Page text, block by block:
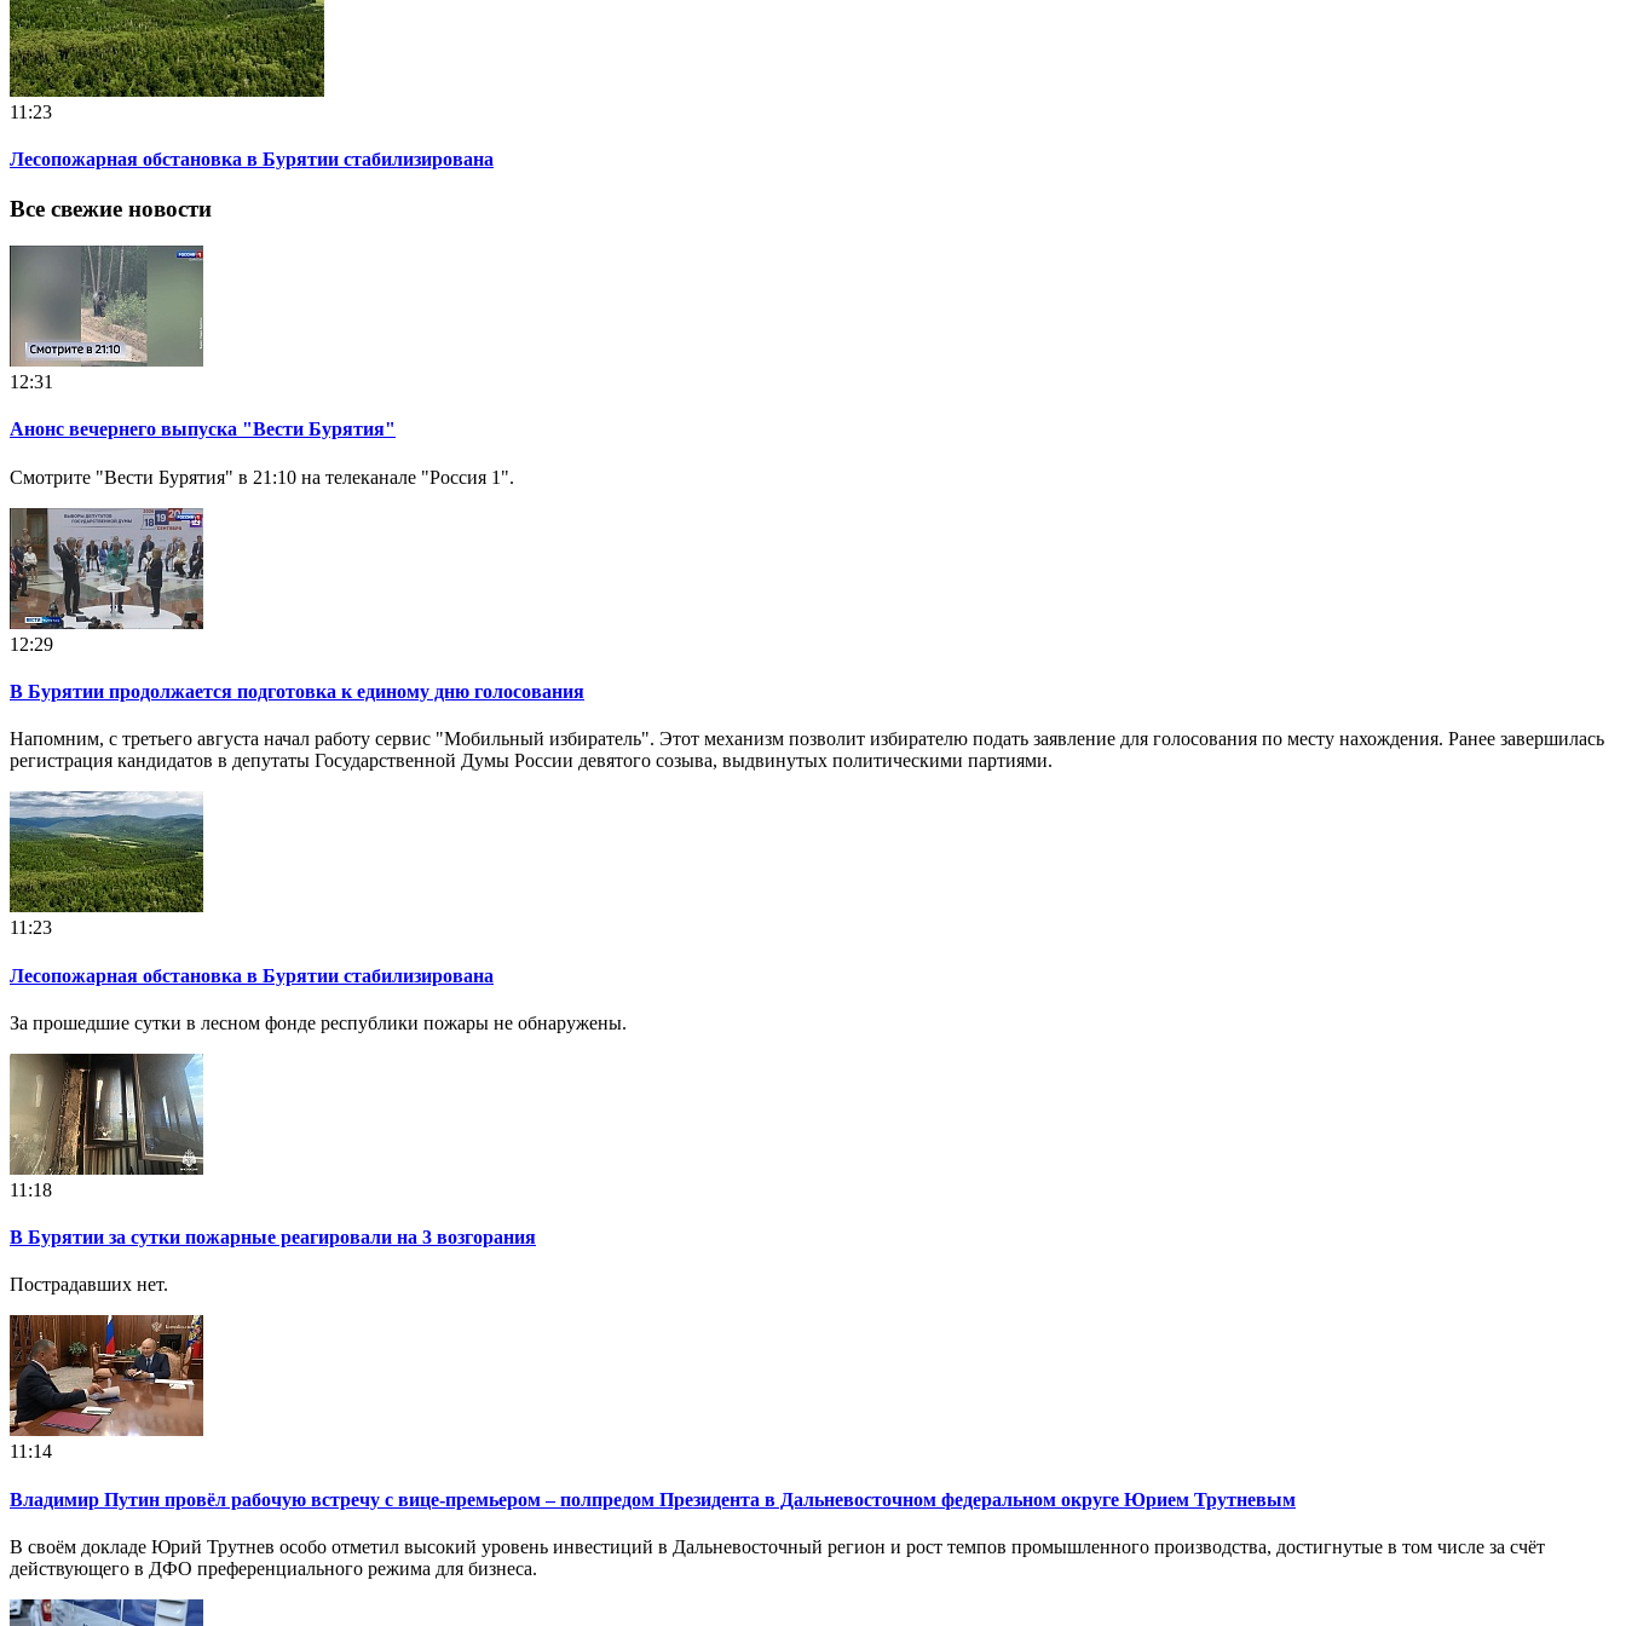
11:23
Лесопожарная обстановка в Бурятии стабилизирована
Все свежие новости
12:31
Анонс вечернего выпуска "Вести Бурятия"
Смотрите "Вести Бурятия" в 21:10 на телеканале "Россия 1".
12:29
В Бурятии продолжается подготовка к единому дню голосования
Напомним, с третьего августа начал работу сервис "Мобильный избиратель". Этот механизм позволит избирателю подать заявление для голосования по месту нахождения. Ранее завершилась
регистрация кандидатов в депутаты Государственной Думы России девятого созыва, выдвинутых политическими партиями.
11:23
Лесопожарная обстановка в Бурятии стабилизирована
За прошедшие сутки в лесном фонде республики пожары не обнаружены.
11:18
В Бурятии за сутки пожарные реагировали на 3 возгорания
Пострадавших нет.
11:14
Владимир Путин провёл рабочую встречу с вице-премьером – полпредом Президента в Дальневосточном федеральном округе Юрием Трутневым
В своём докладе Юрий Трутнев особо отметил высокий уровень инвестиций в Дальневосточный регион и рост темпов промышленного производства, достигнутые в том числе за счёт
действующего в ДФО преференциального режима для бизнеса.